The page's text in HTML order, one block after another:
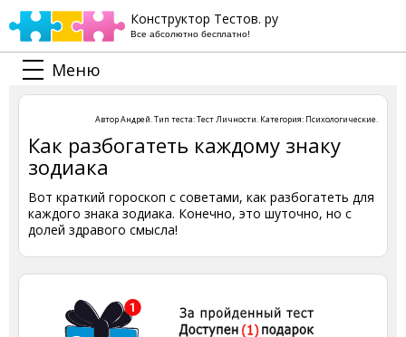
Конструктор Тестов. ру
Все абсолютно бесплатно!
Меню
АвторАндрей. Тип теста:Тест Личности. Категория: Психологические.
Как разбогатеть каждому знаку
зодиака
Вот краткий гороскоп с советами, как разбогатеть для
каждого знака зодиака. Конечно, это шуточно, но с
долей здравого смысла!